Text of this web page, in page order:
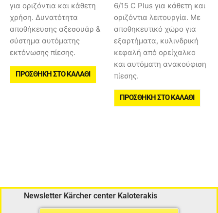
για οριζόντια και κάθετη
χρήση. Δυνατότητα
αποθήκευσης αξεσουάρ &
σύστημα αυτόματης
εκτόνωσης πίεσης.
ΠΡΟΣΘΉΚΗ ΣΤΟ ΚΑΛΆΘΙ
6/15 C Plus για κάθετη και
οριζόντια λειτουργία. Με
αποθηκευτικό χώρο για
εξαρτήματα, κυλινδρική
κεφαλή από ορείχαλκο
και αυτόματη ανακούφιση
πίεσης.
ΠΡΟΣΘΉΚΗ ΣΤΟ ΚΑΛΆΘΙ
Newsletter Kärcher center Kaloterakis